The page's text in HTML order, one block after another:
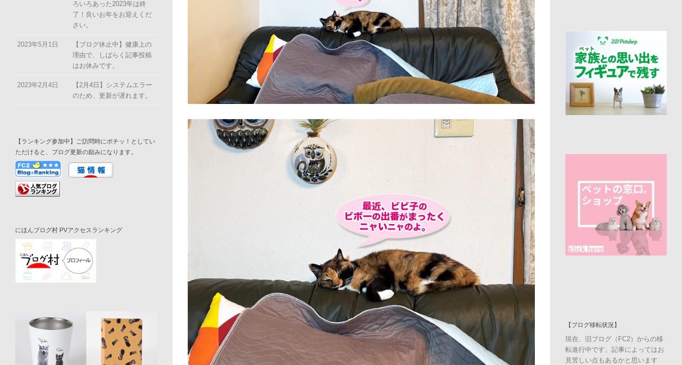
ろいろあった2023年は終
了！良いお年をお迎えくだ
さい。
2023年5月1日
【ブログ休止中】健康上の
理由で、しばらく記事投稿
はお休みです。
2023年2月4日
【2月4日】システムエラー
のため、更新が遅れます。
【ランキング参加中】ご訪問時にポチッ！としてい
ただけると、ブログ更新の励みになります。
にほんブログ村 PVアクセスランキング
【ブログ移転状況】
現在、旧ブログ（FC2）からの移
転進行中です。記事によってはお
見苦しい点もあるかと思います